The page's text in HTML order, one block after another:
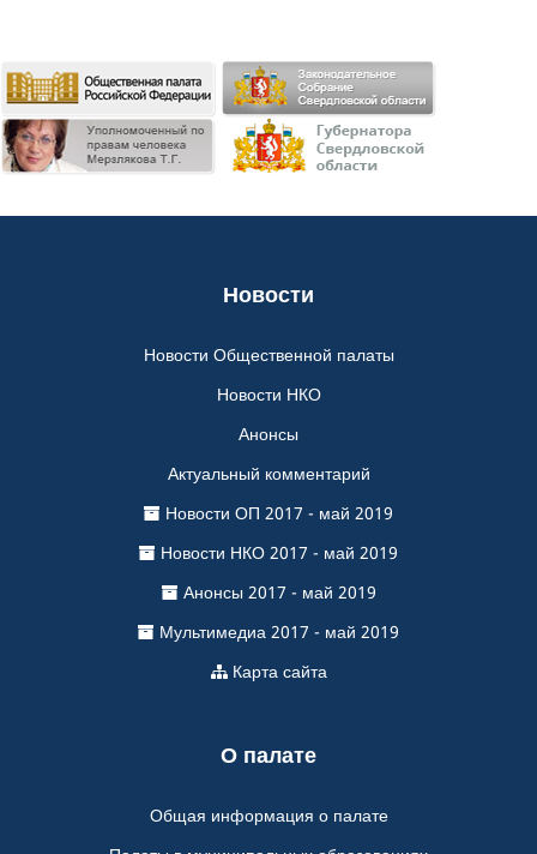
Новости
Новости Общественной палаты
Новости НКО
Анонсы
Актуальный комментарий
Новости ОП 2017 - май 2019
Новости НКО 2017 - май 2019
Анонсы 2017 - май 2019
Мультимедиа 2017 - май 2019
Карта сайта
О палате
Общая информация о палате